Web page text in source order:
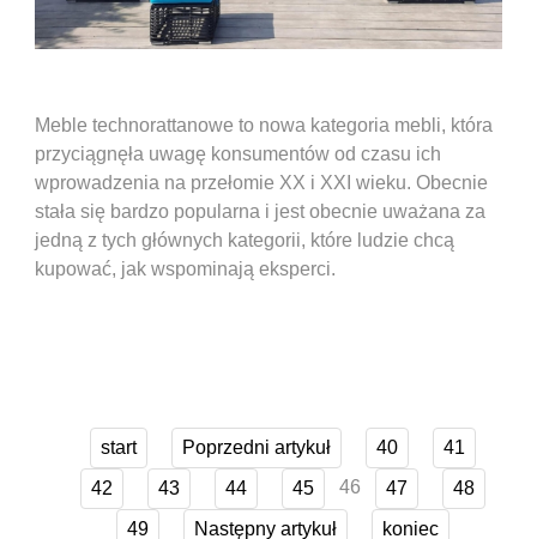
Meble technorattanowe to nowa kategoria mebli, która
przyciągnęła uwagę konsumentów od czasu ich
wprowadzenia na przełomie XX i XXI wieku. Obecnie
stała się bardzo popularna i jest obecnie uważana za
jedną z tych głównych kategorii, które ludzie chcą
kupować, jak wspominają eksperci.
start Poprzedni artykuł 40
41
42
43 44 45 46 47
48
49
Następny artykuł koniec